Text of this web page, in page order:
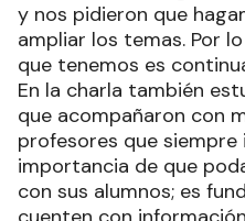
y nos pidieron que
ampliar los temas. Por
que tenemos es
En la charla también
que acompañaron con
profesores que siempre
importancia de que
con sus alumnos; es